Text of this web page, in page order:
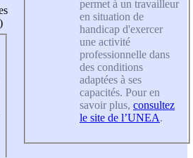
permet à un travailleur
en situation de
handicap d'exercer
une activité
professionnelle dans
des conditions
adaptées à ses
capacités. Pour en
savoir plus, consultez
le site de l’UNEA.